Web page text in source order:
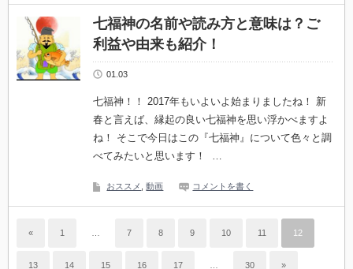
七福神の名前や読み方と意味は？ご
利益や由来も紹介！
01.03
七福神！！ 2017年もいよいよ始まりましたね！ 新
春と言えば、縁起の良い七福神を思い浮かべますよ
ね！ そこで今日はこの『七福神』について色々と調
べてみたいと思います！ …
おススメ ,動画 コメントを書く
« 1 7 8 9 10 11 12
13 14 15 16 17 30 »